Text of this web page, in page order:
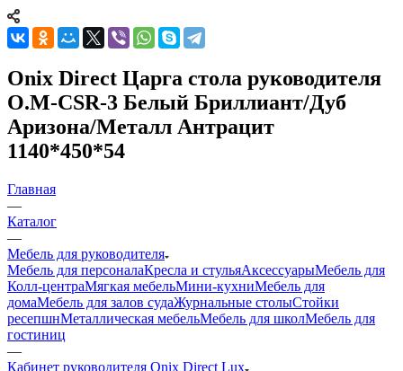
Onix Direct Царга стола руководителя
O.M-CSR-3 Белый Бриллиант/Дуб
Аризона/Металл Антрацит
1140*450*54
Главная
—
Каталог
—
Мебель для руководителя
Мебель для персоналаКресла и стульяАксессуарыМебель для
Колл-центраМягкая мебельМини-кухниМебель для
домаМебель для залов судаЖурнальные столыСтойки
ресепшнМеталлическая мебельМебель для школМебель для
гостиниц
—
Кабинет руководителя Onix Direct Lux